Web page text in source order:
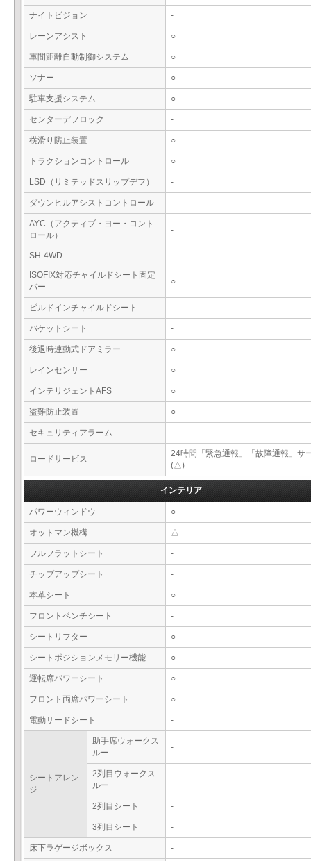
ナイトビジョン -
レーンアシスト ○
車間距離自動制御システム ○
ソナー ○
駐車支援システム ○
センターデフロック -
横滑り防止装置 ○
トラクションコントロール ○
LSD（リミテッドスリップデフ） -
ダウンヒルアシストコントロール -
AYC（アクティブ・ヨー・コント
ロール）
-
SH-4WD
-
ISOFIX対応チャイルドシート固定
バー
○
ビルドインチャイルドシート -
バケットシート -
後退時連動式ドアミラー ○
レインセンサー ○
インテリジェントAFS ○
盗難防止装置 ○
セキュリティアラーム -
ロードサービス
24時間「緊急通報」「故障通報」サ
(△)
インテリア
パワーウィンドウ ○
オットマン機構 △
フルフラットシート -
チップアップシート -
本革シート ○
フロントベンチシート -
シートリフター ○
シートポジションメモリー機能 ○
運転席パワーシート ○
フロント両席パワーシート ○
電動サードシート -
シートアレン
ジ
助手席ウォークス
ルー
-
2列目ウォークス
ルー
-
2列目シート -
3列目シート -
床下ラゲージボックス -